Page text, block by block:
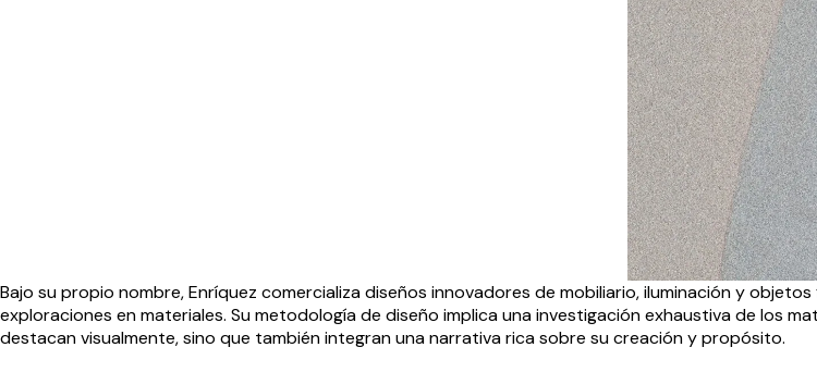
Bajo su propio nombre, Enríquez comercializa diseños innovadores de mobiliario, iluminación y
exploraciones en materiales. Su metodología de diseño implica una investigación exhaustiva de los
destacan visualmente, sino que también integran una narrativa rica sobre su creación y propósito.